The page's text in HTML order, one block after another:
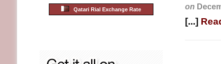
on
[...]
Qatari Rial Exchange Rate